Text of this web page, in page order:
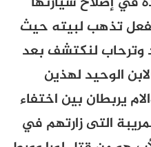
تذهب لبيته حيث
وترحاب لنكتشف بعد
الوحيد لهذين
يربطان بين اختفاء
التى زارتهم في